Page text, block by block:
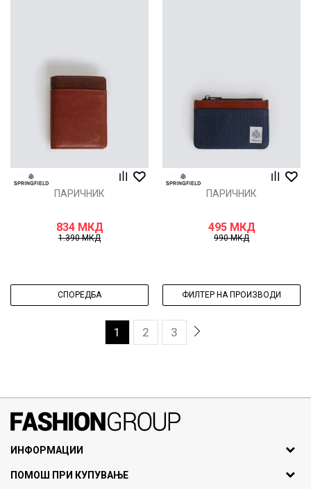
ПАРИЧНИК
834 МКД
1.390МКД
ПАРИЧНИК
495 МКД
990МКД
СПОРЕДБА ФИЛТЕР НА ПРОИЗВОДИ
1 2 3
ИНФОРМАЦИИ
За нас
ПОМОШ ПРИ КУПУВАЊЕ